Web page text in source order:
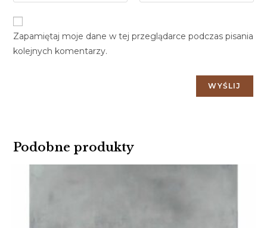
Zapamiętaj moje dane w tej przeglądarce podczas pisania
kolejnych komentarzy.
Podobne produkty